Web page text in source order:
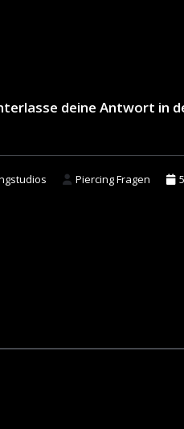
deine Antwort in
Piercing Fragen